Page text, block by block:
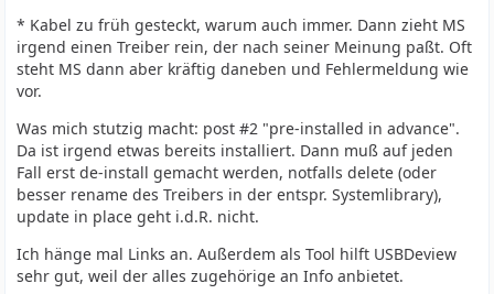
* Kabel zu früh gesteckt, warum auch immer. Dann zieht MS
irgend einen Treiber rein, der nach seiner Meinung paßt. Oft
steht MS dann aber kräftig daneben und Fehlermeldung wie
vor.
Was mich stutzig macht: post #2 "pre-installed in advance".
Da ist irgend etwas bereits installiert. Dann muß auf jeden
Fall erst de-install gemacht werden, notfalls delete (oder
besser rename des Treibers in der entspr. Systemlibrary),
update in place geht i.d.R. nicht.
Ich hänge mal Links an. Außerdem als Tool hilft USBDeview
sehr gut, weil der alles zugehörige an Info anbietet.